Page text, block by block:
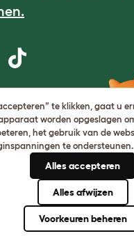
te klikken, gaat u
worden opgeslagen
het gebruik van de
te ondersteunen.
Alles accepteren
Alles afwijzen
Voorkeuren beheren